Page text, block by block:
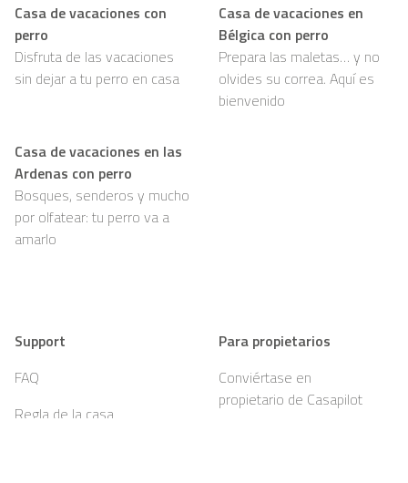
Casa de vacaciones con
perro
Disfruta de las vacaciones
sin dejar a tu perro en casa
Casa de vacaciones en
Bélgica con perro
Prepara las maletas… y no
olvides su correa. Aquí es
bienvenido
Casa de vacaciones en las
Ardenas con perro
Bosques, senderos y mucho
por olfatear: tu perro va a
amarlo
Support
FAQ
Regla de la casa
Para propietarios
Conviértase en
propietario de Casapilot